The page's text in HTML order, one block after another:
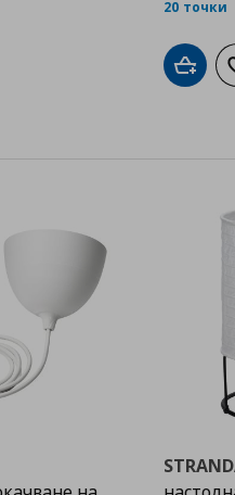
към списъка с любими
20 точки